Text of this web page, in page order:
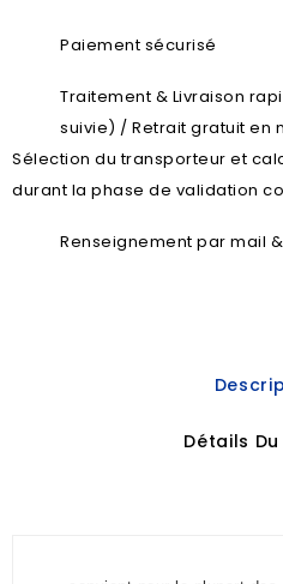
Paiement sécurisé
Traitement & Livraison
suivie) / Retrait gratuit en
Sélection du transporteur et
durant la phase de validation
Renseignement par mail
Détails